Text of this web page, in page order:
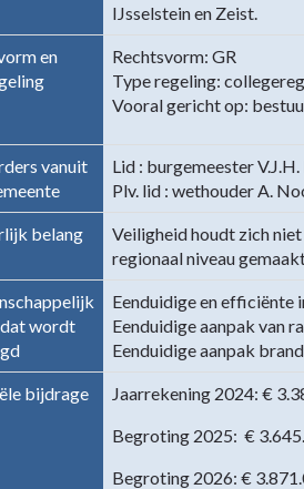
IJsselstein en Zeist.
en
Rechtsvorm: GR
Type regeling:
Vooral gericht op:
vanuit
Lid : burgemeester
Plv. lid : wethouder A.
belang
Veiligheid houdt zich
regionaal niveau
wordt
Eenduidige en efficiënte
Eenduidige aanpak van
Eenduidige aanpak
bijdrage
Jaarrekening 2024: €
Begroting 2025: €
Begroting 2026: €